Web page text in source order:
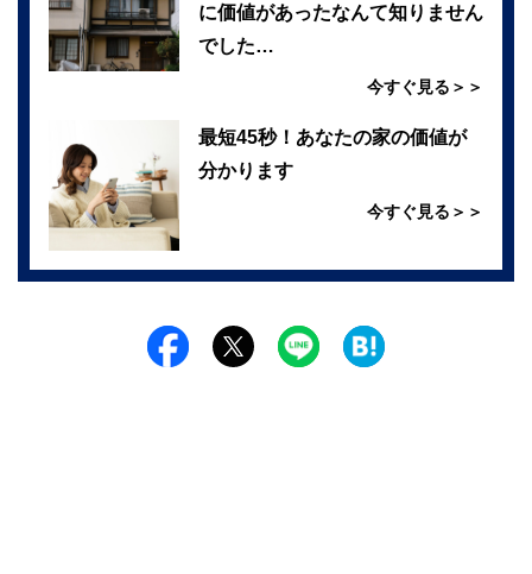
に価値があったなんて知りません
でした…
今すぐ見る＞＞
最短45秒！あなたの家の価値が
分かります
今すぐ見る＞＞